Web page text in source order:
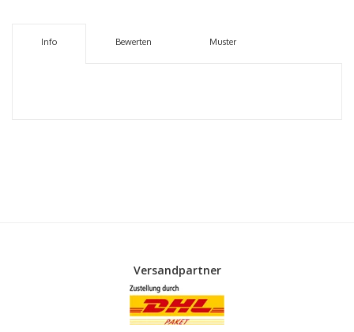
Info Bewerten Muster
Versandpartner